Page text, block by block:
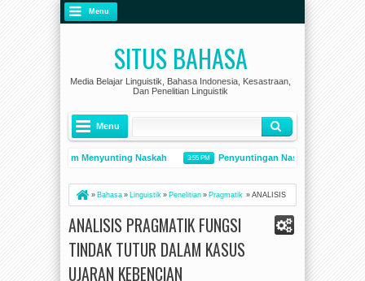
Menu
SITUS BAHASA
Media Belajar Linguistik, Bahasa Indonesia, Kesastraan,
Dan Penelitian Linguistik
Menu
dalam Menyunting Naskah 3:55 PM Penyuntingan Naskah
» Bahasa » Linguistik » Penelitian » Pragmatik » ANALISIS
UJARAN KEBENCIAN
ANALISIS PRAGMATIK FUNGSI
TINDAK TUTUR DALAM KASUS
UJARAN KEBENCIAN